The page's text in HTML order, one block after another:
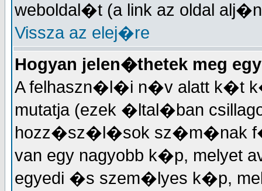
weboldal�t (a link az oldal
Vissza az elej�re
Hogyan jelen�thetek meg
A felhaszn�l�i n�v alatt k�t
mutatja (ezek �ltal�ban
hozz�sz�l�sok sz�m�nak
van egy nagyobb k�p, melyet
egyedi �s szem�lyes k�p,